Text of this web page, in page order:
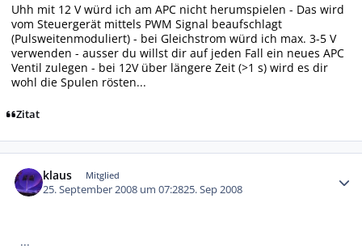
Uhh mit 12 V würd ich am APC nicht herumspielen - Das wird
vom Steuergerät mittels PWM Signal beaufschlagt
(Pulsweitenmoduliert) - bei Gleichstrom würd ich max. 3-5 V
verwenden - ausser du willst dir auf jeden Fall ein neues APC
Ventil zulegen - bei 12V über längere Zeit (>1 s) wird es dir
wohl die Spulen rösten...
Zitat
klaus Mitglied
25. September 2008 um 07:2825. Sep 2008
...